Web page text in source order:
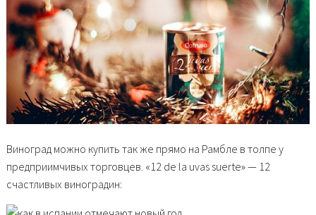
Виноград можно купить так же прямо на Рамбле в толпе у
предприимчивых торговцев. «12 de la uvas suerte» — 12
счастливых виноградин: